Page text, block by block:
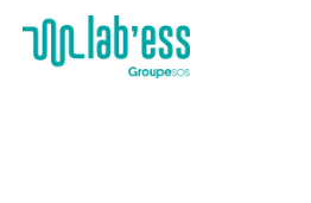
Mobilité durable en Tunisie